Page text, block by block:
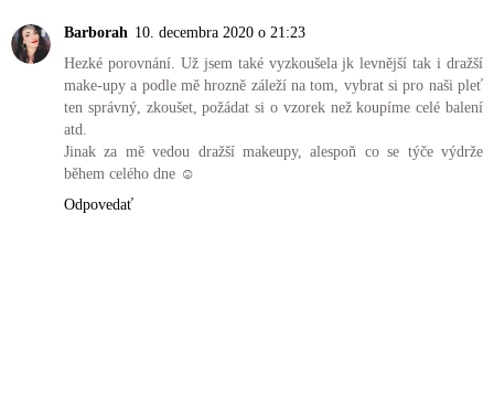
Barborah 10. decembra 2020 o 21:23
Hezké porovnání. Už jsem také vyzkoušela jk levnější tak i dražší
make-upy a podle mě hrozně záleží na tom, vybrat si pro naši pleť
ten správný, zkoušet, požádat si o vzorek než koupíme celé balení
atd.
Jinak za mě vedou dražší makeupy, alespoň co se týče výdrže
během celého dne ☺️
Odpovedať